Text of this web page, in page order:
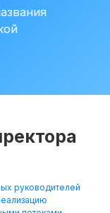
руководителей